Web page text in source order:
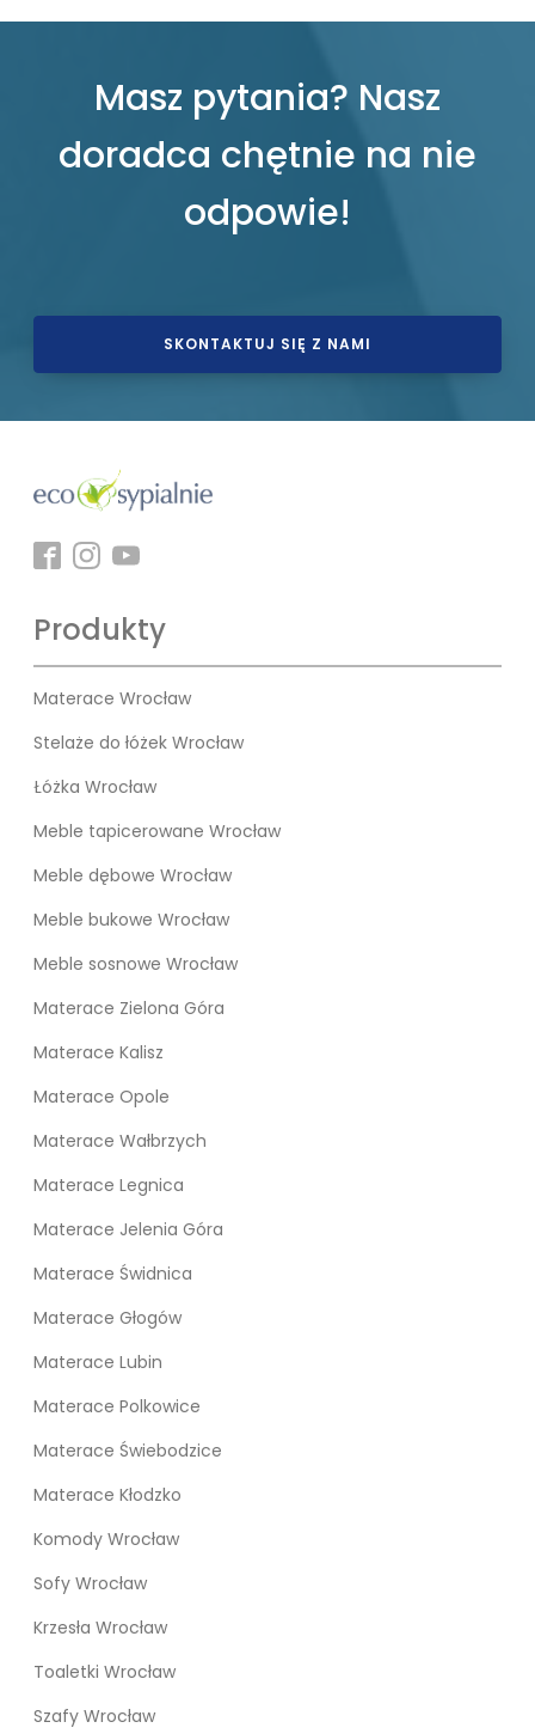
Masz pytania? Nasz
doradca chętnie na nie
odpowie!
SKONTAKTUJ SIĘ Z NAMI
Produkty
Materace Wrocław
Stelaże do łóżek Wrocław
Łóżka Wrocław
Meble tapicerowane Wrocław
Meble dębowe Wrocław
Meble bukowe Wrocław
Meble sosnowe Wrocław
Materace Zielona Góra
Materace Kalisz
Materace Opole
Materace Wałbrzych
Materace Legnica
Materace Jelenia Góra
Materace Świdnica
Materace Głogów
Materace Lubin
Materace Polkowice
Materace Świebodzice
Materace Kłodzko
Komody Wrocław
Sofy Wrocław
Krzesła Wrocław
Toaletki Wrocław
Szafy Wrocław